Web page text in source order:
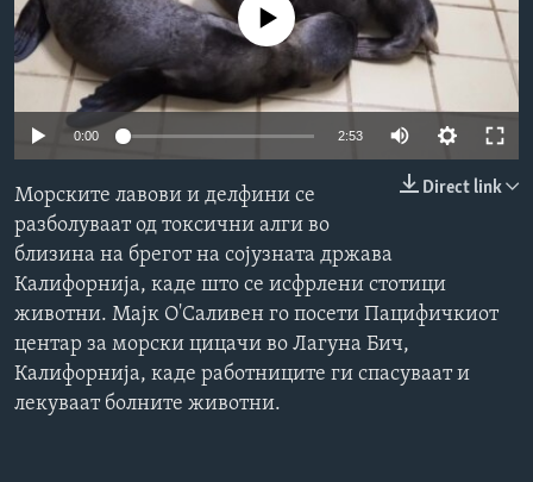
ИНТЕРВЈУА
Јазици
No media source currently available
0:00 2:53
Direct link
Морските лавови и делфини се
разболуваат од токсични алги во
близина на брегот на сојузната држава
Калифорнија, каде што се исфрлени стотици
животни. Мајк О'Саливен го посети Пацифичкиот
центар за морски цицачи во Лагуна Бич,
Калифорнија, каде работниците ги спасуваат и
лекуваат болните животни.